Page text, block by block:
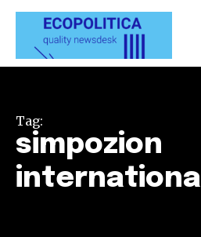
Tag:
simpozion
international